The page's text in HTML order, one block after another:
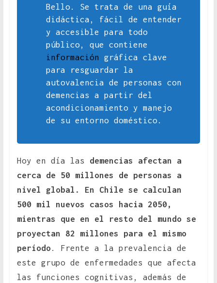
Bello. Se trata de una guía
didáctica, fácil de entender
y accesible para todo
público, que contiene
información gráfica clave
para resguardar la
autovalencia de personas con
demencias a partir del
acondicionamiento y manejo
de su entorno doméstico.
Hoy en día las demencias afectan a
cerca de 50 millones de personas a
nivel global. En Chile se calculan
500 mil nuevos casos hacia 2050,
mientras que en el resto del mundo se
proyectan 82 millones para el mismo
período . Frente a la prevalencia de
este grupo de enfermedades que afecta
las funciones cognitivas, además de